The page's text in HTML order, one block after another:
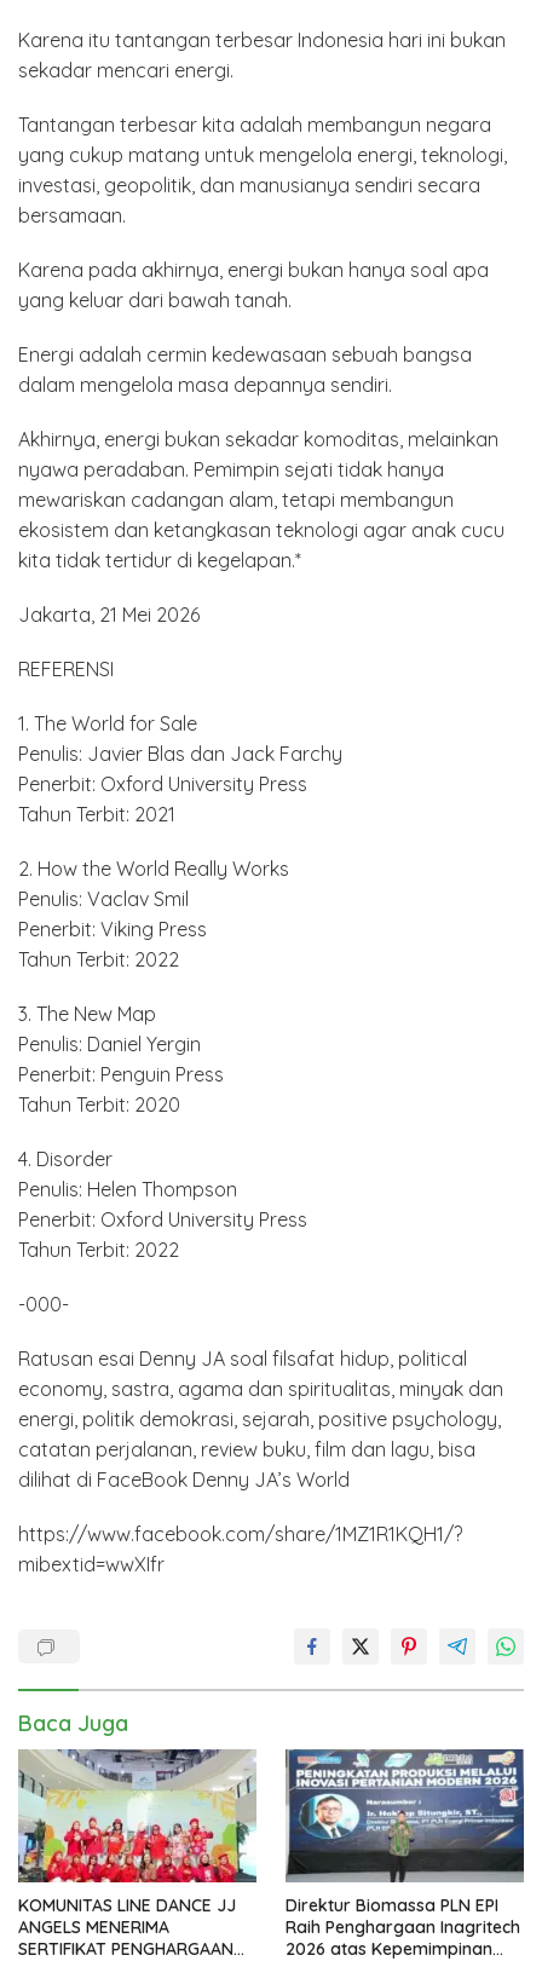
Karena itu tantangan terbesar Indonesia hari ini bukan
sekadar mencari energi.
Tantangan terbesar kita adalah membangun negara
yang cukup matang untuk mengelola energi, teknologi,
investasi, geopolitik, dan manusianya sendiri secara
bersamaan.
Karena pada akhirnya, energi bukan hanya soal apa
yang keluar dari bawah tanah.
Energi adalah cermin kedewasaan sebuah bangsa
dalam mengelola masa depannya sendiri.
Akhirnya, energi bukan sekadar komoditas, melainkan
nyawa peradaban. Pemimpin sejati tidak hanya
mewariskan cadangan alam, tetapi membangun
ekosistem dan ketangkasan teknologi agar anak cucu
kita tidak tertidur di kegelapan.*
Jakarta, 21 Mei 2026
REFERENSI
1. The World for Sale
Penulis: Javier Blas dan Jack Farchy
Penerbit: Oxford University Press
Tahun Terbit: 2021
2. How the World Really Works
Penulis: Vaclav Smil
Penerbit: Viking Press
Tahun Terbit: 2022
3. The New Map
Penulis: Daniel Yergin
Penerbit: Penguin Press
Tahun Terbit: 2020
4. Disorder
Penulis: Helen Thompson
Penerbit: Oxford University Press
Tahun Terbit: 2022
-000-
Ratusan esai Denny JA soal filsafat hidup, political
economy, sastra, agama dan spiritualitas, minyak dan
energi, politik demokrasi, sejarah, positive psychology,
catatan perjalanan, review buku, film dan lagu, bisa
dilihat di FaceBook Denny JA’s World
https://www.facebook.com/share/1MZ1R1KQH1/?
mibextid=wwXIfr
Baca Juga
KOMUNITAS LINE DANCE JJ
ANGELS MENERIMA
SERTIFIKAT PENGHARGAAN
Direktur Biomassa PLN EPI
Raih Penghargaan Inagritech
2026 atas Kepemimpinan